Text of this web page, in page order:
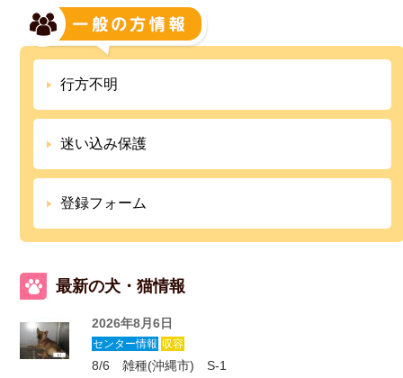
行方不明
迷い込み保護
登録フォーム
最新の犬・猫情報
2026年8月6日
センター情報 収容
8/6 雑種(沖縄市) S-1